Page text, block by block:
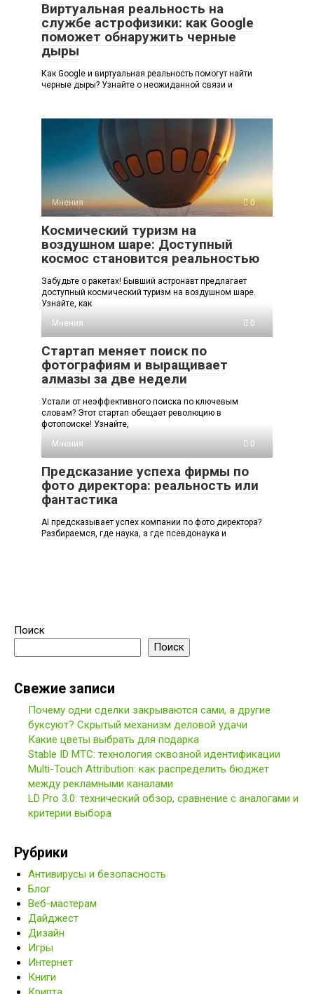
Виртуальная реальность на
службе астрофизики: как Google
поможет обнаружить черные
дыры
Как Google и виртуальная реальность помогут найти
черные дыры? Узнайте о неожиданной связи и
Мнения 0
Космический туризм на
воздушном шаре: Доступный
космос становится реальностью
Забудьте о ракетах! Бывший астронавт предлагает
доступный космический туризм на воздушном шаре.
Узнайте, как
Мнения
0
Стартап меняет поиск по
фотографиям и выращивает
алмазы за две недели
Устали от неэффективного поиска по ключевым
словам? Этот стартап обещает революцию в
фотопоиске! Узнайте,
Мнения
0
Предсказание успеха фирмы по
фото директора: реальность или
фантастика
AI предсказывает успех компании по фото директора?
Разбираемся, где наука, а где псевдонаука и
Поиск
Поиск
Свежие записи
Почему одни сделки закрываются сами, а другие
буксуют? Скрытый механизм деловой удачи
Какие цветы выбрать для подарка
Stable ID МТС: технология сквозной идентификации
Multi-Touch Attribution: как распределить бюджет
между рекламными каналами
LD Pro 3.0: технический обзор, сравнение с аналогами и
критерии выбора
Рубрики
Антивирусы и безопасность
Блог
Веб-мастерам
Дайджест
Дизайн
Игры
Интернет
Книги